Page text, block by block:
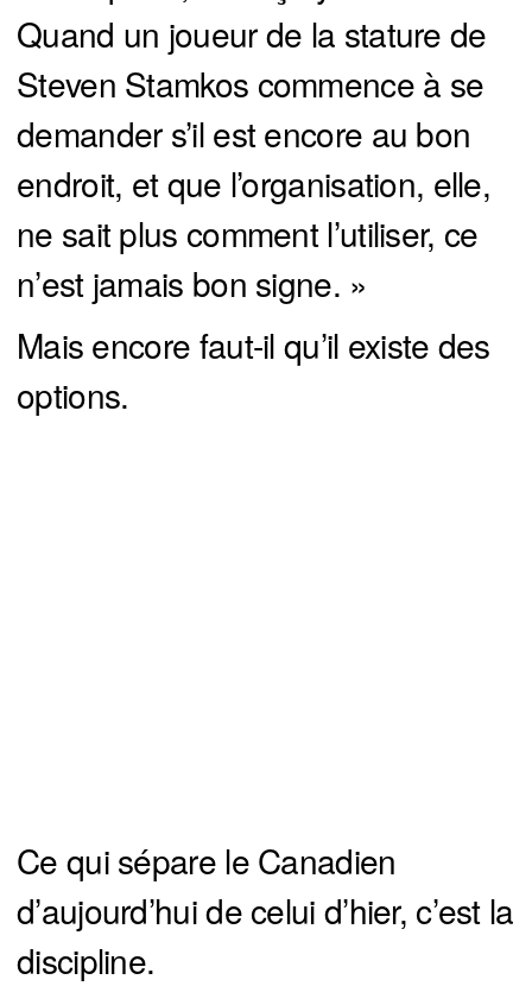
Quand un joueur de la stature de
Steven Stamkos commence à se
demander s’il est encore au bon
endroit, et que l’organisation, elle,
ne sait plus comment l’utiliser, ce
n’est jamais bon signe. »
Mais encore faut-il qu’il existe des
options.
Ce qui sépare le Canadien
d’aujourd’hui de celui d’hier, c’est la
discipline.